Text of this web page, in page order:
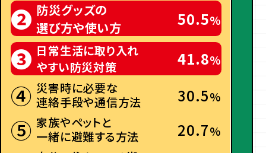
❷ 防災グッズの
選び方や使い方
50.5%
❸ 日常生活に取り入れ
やすい防災対策
41.8%
④ 災害時に必要な
連絡手段や通信方法
30.5%
⑤ 家族やペットと
一緒に避難する方法
20.7%